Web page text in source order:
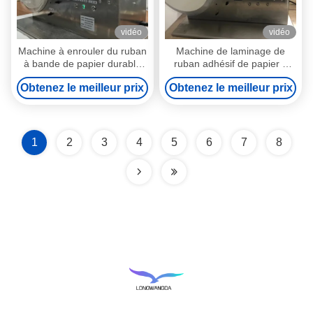
vidéo
Machine à enrouler du ruban
à bande de papier durable
en acier inoxydable 220v
Obtenez le meilleur prix
vidéo
Machine de laminage de
ruban adhésif de papier à
filtre HME à fréquence 50 Hz
avec option de coupe
automatique
Obtenez le meilleur prix
1 2 3 4 5 6 7 8